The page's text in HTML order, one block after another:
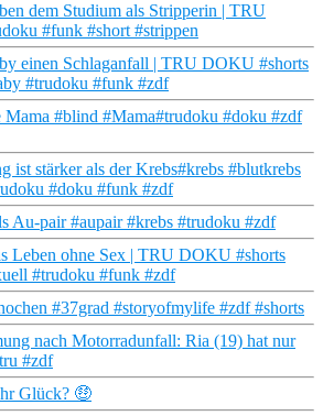
dem Studium als Stripperin | TRU
#funk #short #strippen
einen Schlaganfall | TRU DOKU #shorts
#trudoku #funk #zdf
Mama #blind #Mama#trudoku #doku #zdf
ist stärker als der Krebs#krebs #blutkrebs
#doku #funk #zdf
Au-pair #aupair #krebs #trudoku #zdf
Leben ohne Sex | TRU DOKU #shorts
#trudoku #funk #zdf
#37grad #storyofmylife #zdf #shorts
nach Motorradunfall: Ria (19) hat nur
#zdf
Glück? 🤑